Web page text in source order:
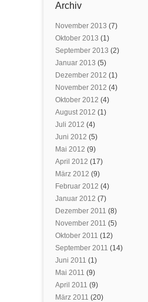
Archiv
November 2013 (7)
Oktober 2013 (1)
September 2013 (2)
Januar 2013 (5)
Dezember 2012 (1)
November 2012 (4)
Oktober 2012 (4)
August 2012 (1)
Juli 2012 (4)
Juni 2012 (5)
Mai 2012 (9)
April 2012 (17)
März 2012 (9)
Februar 2012 (4)
Januar 2012 (7)
Dezember 2011 (8)
November 2011 (5)
Oktober 2011 (12)
September 2011 (14)
Juni 2011 (1)
Mai 2011 (9)
April 2011 (9)
März 2011 (20)